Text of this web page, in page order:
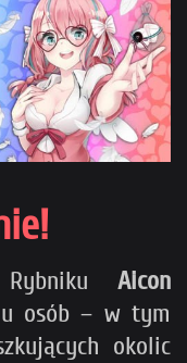
Aicon
osób – w tym
okolic